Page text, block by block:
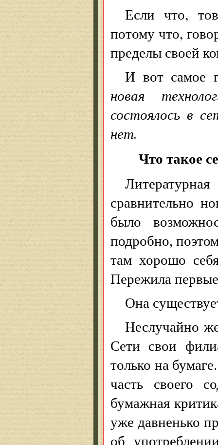
Если что,
потому что,
пределы своей
И вот самое
новая
состоялось в
нет.
Что такое
сравнительно
было
подробно,
там хорошо
Пережила
Она
Неслучайно
Сети свои
только на
часть своего
бумажная
уже давненько
об